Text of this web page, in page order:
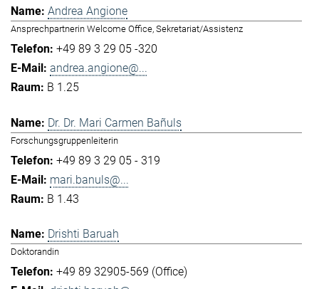
Andrea Angione
Ansprechpartnerin Welcome Office, Sekretariat/Assistenz
+49 89 3 29 05 -320
andrea.angione@...
B 1.25
Dr. Dr. Mari Carmen Bañuls
Forschungsgruppenleiterin
+49 89 3 29 05 - 319
mari.banuls@...
B 1.43
Drishti Baruah
Doktorandin
+49 89 32905-569 (Office)